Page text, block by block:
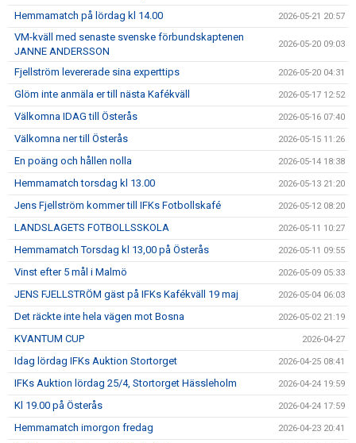
Hemmamatch på lördag kl 14.00 2026-05-21 20:57
VM-kväll med senaste svenske förbundskaptenen
JANNE ANDERSSON
2026-05-20 09:03
Fjellström levererade sina experttips 2026-05-20 04:31
Glöm inte anmäla er till nästa Kafékväll 2026-05-17 12:52
Välkomna IDAG till Österås 2026-05-16 07:40
Välkomna ner till Österås 2026-05-15 11:26
En poäng och hållen nolla 2026-05-14 18:38
Hemmamatch torsdag kl 13.00 2026-05-13 21:20
Jens Fjellström kommer till IFKs Fotbollskafé 2026-05-12 08:20
LANDSLAGETS FOTBOLLSSKOLA 2026-05-11 10:27
Hemmamatch Torsdag kl 13,00 på Österås 2026-05-11 09:55
Vinst efter 5 mål i Malmö 2026-05-09 05:33
JENS FJELLSTRÖM gäst på IFKs Kafékväll 19 maj 2026-05-04 06:03
Det räckte inte hela vägen mot Bosna 2026-05-02 21:19
KVANTUM CUP 2026-04-27
Idag lördag IFKs Auktion Stortorget 2026-04-25 08:41
IFKs Auktion lördag 25/4, Stortorget Hässleholm 2026-04-24 19:59
Kl 19.00 på Österås 2026-04-24 17:59
Hemmamatch imorgon fredag 2026-04-23 20:41